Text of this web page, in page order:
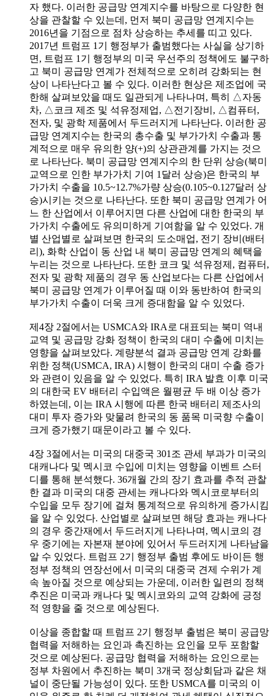
자 했다. 이러한 공급망 연계지수를 바탕으로 다양한 현
상을 관찰할 수 있는데, 먼저 북미 공급망 연계지수는
2016년을 기점으로 점차 상승하는 추세를 띠고 있다.
2017년 트럼프 1기 행정부가 출범했다는 사실을 상기하
면, 트럼프 1기 행정부의 미국 우선주의 정책에도 불구하
고 북미 공급망 연계가 전체적으로 오히려 강화되는 현
상이 나타난다고 볼 수 있다. 이러한 현상은 제조업에 국
한해 살펴보았을 때도 일관되게 나타나며, 특히 △자동
차, △코크 제조 및 석유정제업, △전기장비, △컴퓨터,
전자, 및 광학 제품에서 두드러지게 나타난다. 이러한 공
급망 연계지수는 한국의 총수출 및 부가가치 수출과 통
계적으로 매우 유의한 양(+)의 상관관계를 가지는 것으
로 나타난다. 북미 공급망 연계지수의 한 단위 상승(북미
교역으로 인한 부가가치 기여 1달러 상승)은 한국의 부
가가치 수출을 10.5~12.7%가량 상승(0.105~0.127달러 상
승)시키는 것으로 나타난다. 또한 북미 공급망 연계가 어
느 한 산업에서 이루어지면 다른 산업에 대한 한국의 부
가가치 수출에도 유의미하게 기여함을 알 수 있었다. 개
별 산업별로 살펴보면 한국의 도소매업, 전기 장비(배터
리), 화학 산업이 동 산업 내 북미 공급망 연계의 혜택을
누리는 것으로 나타난다. 또한 코크 및 석유정제, 컴퓨터,
전자 및 광학 제품의 경우 동 산업보다는 다른 산업에서
북미 공급망 연계가 이루어질 때 이와 동반하여 한국의
부가가치 수출이 더욱 크게 증대함을 알 수 있었다.
제4장 2절에서는 USMCA와 IRA로 대표되는 북미 역내
교역 및 공급망 강화 정책이 한국의 대미 수출에 미치는
영향을 살펴보았다. 계량분석 결과 공급망 연계 강화를
위한 정책(USMCA, IRA) 시행이 한국의 대미 수출 증가
와 관련이 있음을 알 수 있었다. 특히 IRA 발효 이후 미국
의 대한국 EV 배터리 수입액은 월평균 두 배 이상 증가
하였는데, 이는 IRA 시행에 따른 한국 배터리 제조사의
대미 투자 증가와 맞물려 한국의 동 품목 미국향 수출이
크게 증가했기 때문이라고 볼 수 있다.
4장 3절에서는 미국의 대중국 301조 관세 부과가 미국의
대캐나다 및 멕시코 수입에 미치는 영향을 이벤트 스터
디를 통해 분석했다. 36개월 간의 장기 효과를 추적 관찰
한 결과 미국의 대중 관세는 캐나다와 멕시코로부터의
수입을 모두 장기에 걸쳐 통계적으로 유의하게 증가시킴
을 알 수 있었다. 산업별로 살펴보면 해당 효과는 캐나다
의 경우 중간재에서 두드러지게 나타나며, 멕시코의 경
우 중기에는 자본재 분야에 있어서 두드러지게 나타남을
알 수 있었다. 트럼프 2기 행정부 출범 후에도 바이든 행
정부 정책의 연장선에서 미국의 대중국 견제 수위가 계
속 높아질 것으로 예상되는 가운데, 이러한 일련의 정책
추진은 미국과 캐나다 및 멕시코와의 교역 강화에 긍정
적 영향을 줄 것으로 예상된다.
이상을 종합할 때 트럼프 2기 행정부 출범은 북미 공급망
협력을 저해하는 요인과 촉진하는 요인을 모두 포함할
것으로 예상된다. 공급망 협력을 저해하는 요인으로는
정부 차원에서 추진하는 북미 3개국 정상회담과 같은 채
널이 중단될 가능성이 있다. 또한 USMCA를 미국의 이